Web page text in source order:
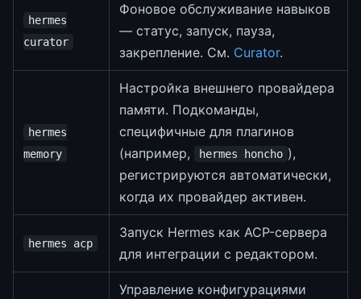
hermes
curator
Фоновое обслуживание навыков
— статус, запуск, пауза,
закрепление. См. Curator.
hermes
memory
Настройка внешнего провайдера
памяти. Подкоманды,
специфичные для плагинов
(например,
hermes honcho ),
регистрируются автоматически,
когда их провайдер активен.
hermes acp
Запуск Hermes как ACP-сервера
для интеграции с редактором.
Управление конфигурациями